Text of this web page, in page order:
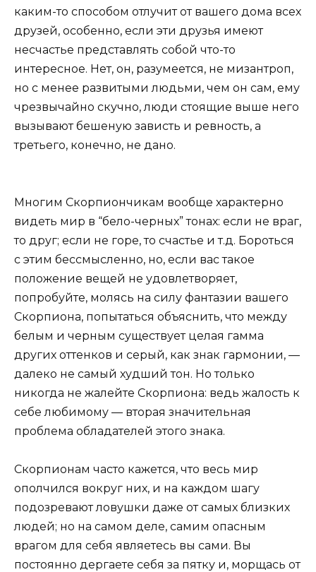
каким-то способом отлучит от вашего дома всех
друзей, особенно, если эти друзья имеют
несчастье представлять собой что-то
интересное. Нет, он, разумеется, не мизантроп,
но с менее развитыми людьми, чем он сам, ему
чрезвычайно скучно, люди стоящие выше него
вызывают бешеную зависть и ревность, а
третьего, конечно, не дано.
Многим Скорпиончикам вообще характерно
видеть мир в “бело-черных” тонах: если не враг,
то друг; если не горе, то счастье и т.д. Бороться
с этим бессмысленно, но, если вас такое
положение вещей не удовлетворяет,
попробуйте, молясь на силу фантазии вашего
Скорпиона, попытаться объяснить, что между
белым и черным существует целая гамма
других оттенков и серый, как знак гармонии, —
далеко не самый худший тон. Но только
никогда не жалейте Скорпиона: ведь жалость к
себе любимому — вторая значительная
проблема обладателей этого знака.
Скорпионам часто кажется, что весь мир
ополчился вокруг них, и на каждом шагу
подозревают ловушки даже от самых близких
людей; но на самом деле, самим опасным
врагом для себя являетесь вы сами. Вы
постоянно дергаете себя за пятку и, морщась от